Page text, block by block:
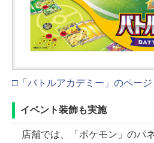
□「バトルアカデミー」のページ
イベント装飾も実施
店舗では、「ポケモン」のパ